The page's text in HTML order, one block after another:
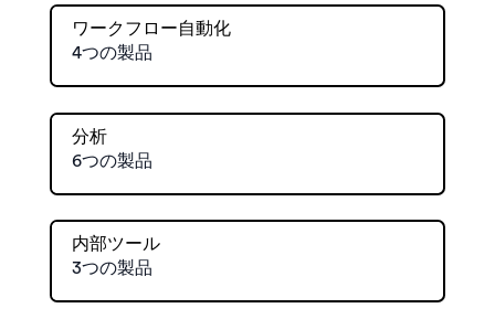
ワークフロー自動化
4つの製品
分析
6つの製品
内部ツール
3つの製品